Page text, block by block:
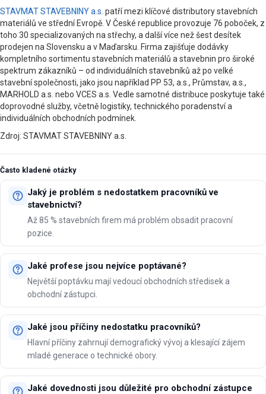
STAVMAT STAVEBNINY a.s. patří mezi klíčové distributory stavebních
materiálů ve střední Evropě. V České republice provozuje 76 poboček, z
toho 30 specializovaných na střechy, a další více než šest desítek
prodejen na Slovensku a v Maďarsku. Firma zajišťuje dodávky
kompletního sortimentu stavebních materiálů a stavebnin pro široké
spektrum zákazníků – od individuálních stavebníků až po velké
stavební společnosti, jako jsou například PP 53, a.s., Průmstav, a.s.,
MARHOLD a.s. nebo VCES a.s. Vedle samotné distribuce poskytuje také
doprovodné služby, včetně logistiky, technického poradenství a
individuálních obchodních podmínek.
Zdroj: STAVMAT STAVEBNINY a.s.
Často kladené otázky
Jaký je problém s nedostatkem pracovníků ve
stavebnictví?
Až 85 % stavebních firem má problém obsadit pracovní
pozice.
Jaké profese jsou nejvíce poptávané?
Největší poptávku mají vedoucí obchodních středisek a
obchodní zástupci.
Jaké jsou příčiny nedostatku pracovníků?
Hlavní příčiny zahrnují demografický vývoj a klesající zájem
mladé generace o technické obory.
Jaké dovednosti jsou důležité pro obchodní zástupce